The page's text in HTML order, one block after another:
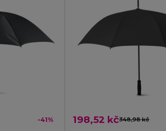
-41% 198,52 kč348,98 kč